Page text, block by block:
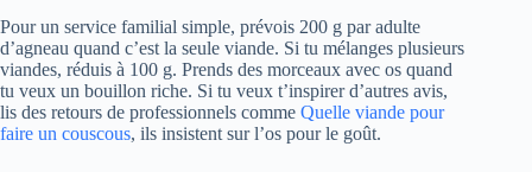
Pour un service familial simple, prévois 200 g par adulte
d’agneau quand c’est la seule viande. Si tu mélanges plusieurs
viandes, réduis à 100 g. Prends des morceaux avec os quand
tu veux un bouillon riche. Si tu veux t’inspirer d’autres avis,
lis des retours de professionnels comme Quelle viande pour
faire un couscous, ils insistent sur l’os pour le goût.